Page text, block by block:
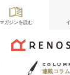
マガジンを読む
連載コラム